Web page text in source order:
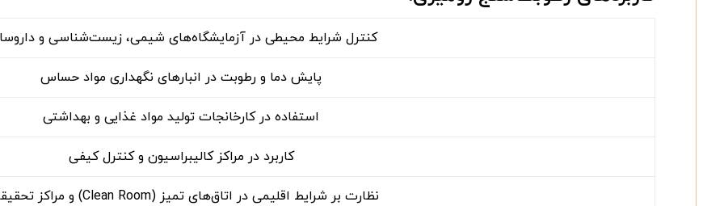
کنترل شرایط محیطی در آزمایشگاه‌های شیمی، زیست‌شناسی و
پایش دما و رطوبت در انبارهای نگهداری مواد حساس
استفاده در کارخانجات تولید مواد غذایی و بهداشتی
کاربرد در مراکز کالیبراسیون و کنترل کیفی
نظارت بر شرایط اقلیمی در اتاق‌های تمیز (Clean Room) و مراکز تحقیقاتی